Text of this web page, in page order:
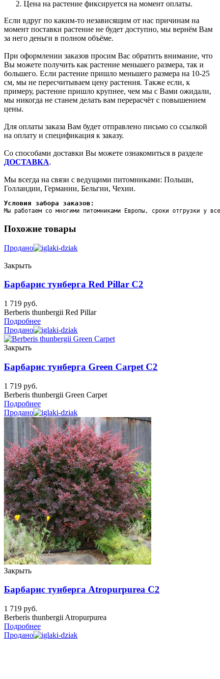
Цена на растение фиксируется на момент оплаты.
Если вдруг по каким-то независящим от нас причинам на
момент поставки растение не будет доступно, мы вернём Вам
за него деньги в полном объёме.
При оформлении заказов просим Вас обратить внимание, что
Вы можете получить как растение меньшего размера, так и
большего. Если растение пришло меньшего размера на 10-25
см, мы не пересчитываем цену растения. Также если, к
примеру, растение пришло крупнее, чем мы с Вами ожидали,
мы никогда не станем делать вам перерасчёт с повышением
цены.
Для оплаты заказа Вам будет отправлено письмо со ссылкой
на оплату и спецификация к заказу.
Со способами доставки Вы можете ознакомиться в разделе
ДОСТАВКА.
Мы всегда на связи с ведущими питомниками: Польши,
Голландии, Германии, Бельгии, Чехии.
Условия забора заказов:
Мы работаем со многими питомниками Европы, сроки отгрузки у
Похожие товары
Продано
Закрыть
Барбарис тунберга Red Pillar C2
1 719 руб.
Berberis thunbergii Red Pillar
Подробнее
Продано
Закрыть
Барбарис тунберга Green Carpet C2
1 719 руб.
Berberis thunbergii Green Carpet
Подробнее
Продано
Закрыть
Барбарис тунберга Atropurpurea C2
1 719 руб.
Berberis thunbergii Atropurpurea
Подробнее
Продано